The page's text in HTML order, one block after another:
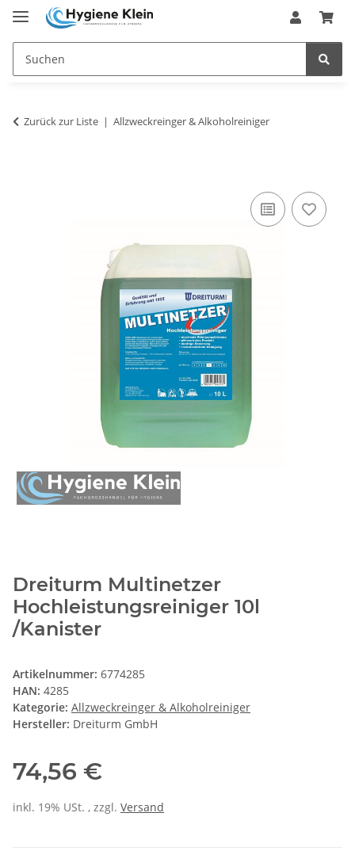
Zurück zur Liste Allzweckreinger & Alkoholreiniger
Dreiturm Multinetzer
Hochleistungsreiniger 10l
/Kanister
Artikelnummer: 6774285
HAN: 4285
Kategorie: Allzweckreinger & Alkoholreiniger
Hersteller: Dreiturm GmbH
74,56 €
inkl. 19% USt. , zzgl. Versand